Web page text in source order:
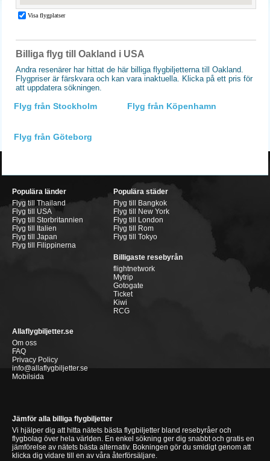
Billiga flyg till Oakland i USA
Andra resenärer har hittat de här billiga flygbiljetterna till Oakland.
Flygpriser är färskvara och kan vara inaktuella. Klicka på ett pris för
att uppdatera sökningen.
Flyg från Stockholm Flyg från Köpenhamn
Flyg från Göteborg
Populära länder
Flyg till Thailand
Flyg till USA
Flyg till Storbritannien
Flyg till Italien
Flyg till Japan
Flyg till Filippinerna
Populära städer
Flyg till Bangkok
Flyg till New York
Flyg till London
Flyg till Rom
Flyg till Tokyo
Billigaste resebyrån
flightnetwork
Mytrip
Gotogate
Ticket
Kiwi
RCG
Allaflygbiljetter.se
Om oss
FAQ
Privacy Policy
info@allaflygbiljetter.se
Mobilsida
Jämför alla billiga flygbiljetter
Vi hjälper dig att hitta nätets bästa flygbiljetter bland resebyråer och
flygbolag över hela världen. En enkel sökning ger dig snabbt och gratis en
jämförelse av nätets bästa alternativ. Bokningen gör du smidigt genom att
klicka dig vidare till en av våra återförsäljare.